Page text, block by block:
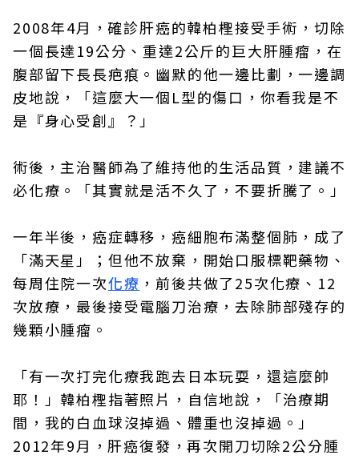
2008年4月，確診肝癌的韓柏檉接受手術，切除
一個長達19公分、重達2公斤的巨大肝腫瘤，在
腹部留下長長疤痕。幽默的他一邊比劃，一邊調
皮地說，「這麼大一個L型的傷口，你看我是不
是『身心受創』？」
術後，主治醫師為了維持他的生活品質，建議不
必化療。「其實就是活不久了，不要折騰了。」
一年半後，癌症轉移，癌細胞布滿整個肺，成了
「滿天星」；但他不放棄，開始口服標靶藥物、
每周住院一次化療 ，前後共做了25次化療、12
次放療，最後接受電腦刀治療，去除肺部殘存的
幾顆小腫瘤。
「有一次打完化療我跑去日本玩耍，還這麼帥
耶！」韓柏檉指著照片，自信地說，「治療期
間，我的白血球沒掉過、體重也沒掉過。」
2012年9月，肝癌復發，再次開刀切除2公分腫